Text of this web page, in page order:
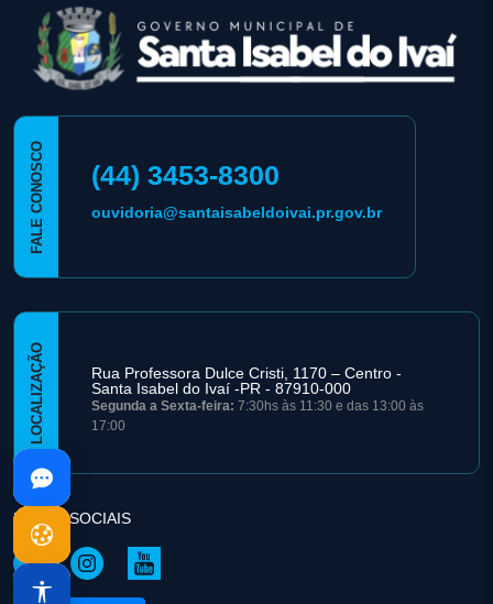
FALE CONOSCO (44) 3453-8300
ouvidoria@santaisabeldoivai.pr.gov.br
LOCALIZAÇÃO
Rua Professora Dulce Cristi, 1170 – Centro -
Santa Isabel do Ivaí -PR - 87910-000
Segunda a Sexta-feira: 7:30hs às 11:30 e das 13:00 às
17:00
REDES SOCIAIS